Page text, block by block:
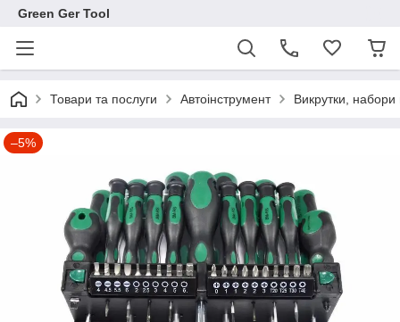
Green Ger Tool
Товари та послуги Автоінструмент Викрутки, набори
–5%